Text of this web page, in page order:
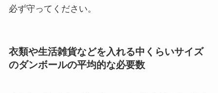
必ず守ってください。
衣類や生活雑貨などを入れる中くらいサイズ
のダンボールの平均的な必要数